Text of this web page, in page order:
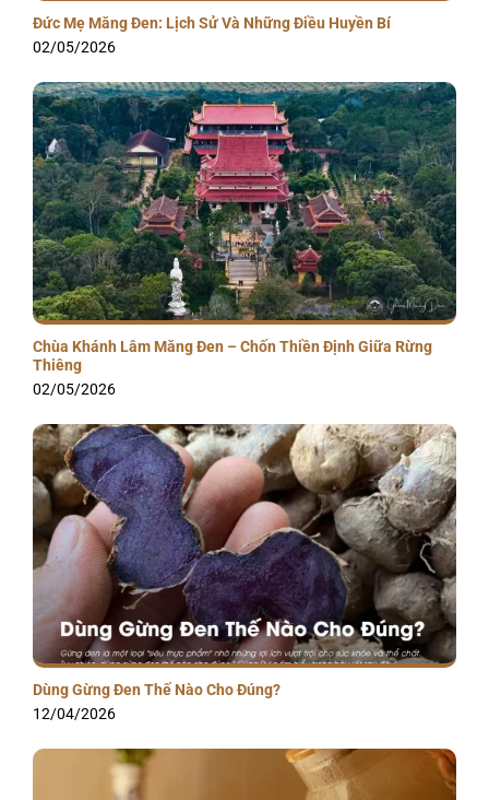
Đức Mẹ Măng Đen: Lịch Sử Và Những Điều Huyền Bí
02/05/2026
Chùa Khánh Lâm Măng Đen – Chốn Thiền Định Giữa Rừng
Thiêng
02/05/2026
Dùng Gừng Đen Thế Nào Cho Đúng?
12/04/2026